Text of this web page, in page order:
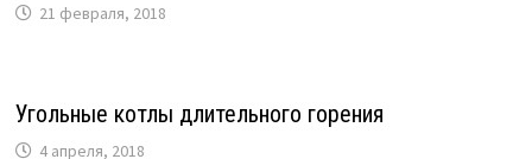
21 февраля, 2018
Угольные котлы длительного горения
4 апреля, 2018